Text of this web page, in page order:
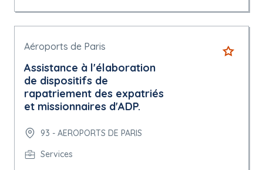
Aéroports de Paris
Assistance à l'élaboration
de dispositifs de
rapatriement des expatriés
et missionnaires d'ADP.
93 - AEROPORTS DE PARIS
Services